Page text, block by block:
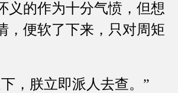
义的作为十分气愤，但想
，便软了下来，只对周矩
朕立即派人去查。”